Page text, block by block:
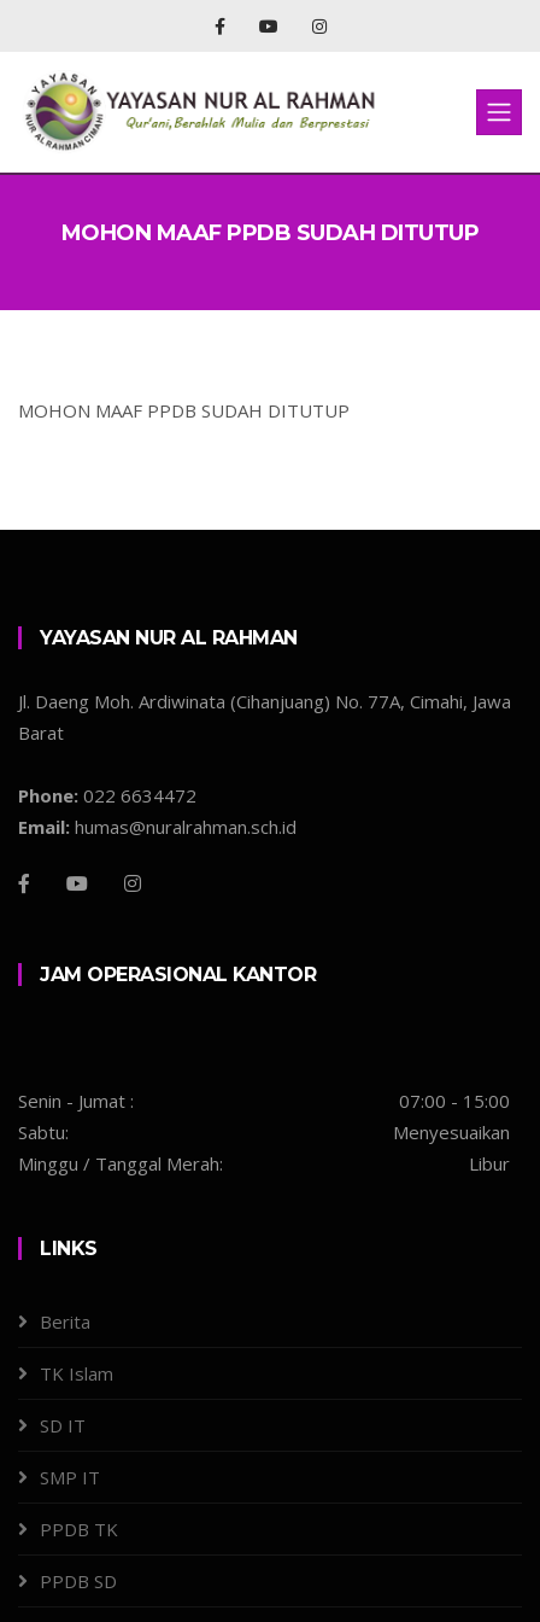
MOHON MAAF PPDB SUDAH DITUTUP
MOHON MAAF PPDB SUDAH DITUTUP
YAYASAN NUR AL RAHMAN
Jl. Daeng Moh. Ardiwinata (Cihanjuang) No. 77A, Cimahi, Jawa
Barat
Phone: 022 6634472
Email: humas@nuralrahman.sch.id
JAM OPERASIONAL KANTOR
Senin - Jumat :
07:00 - 15:00
Sabtu:
Menyesuaikan
Minggu / Tanggal Merah:
Libur
LINKS
Berita
TK Islam
SD IT
SMP IT
PPDB TK
PPDB SD